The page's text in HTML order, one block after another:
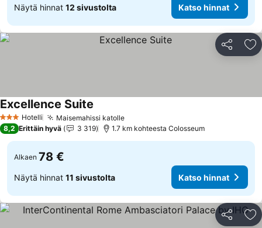
Näytä hinnat 12 sivustolta Katso hinnat
Jaa
3 Tähtiluokitus
Hotelli Maisemahissi katolleKatso hinnat
Excellence Suite
8,2 Erittäin hyvä 3 319 1.7 km kohteesta Colosseum
Alkaen 78 €
Näytä hinnat 11 sivustolta Katso hinnat
Jaa